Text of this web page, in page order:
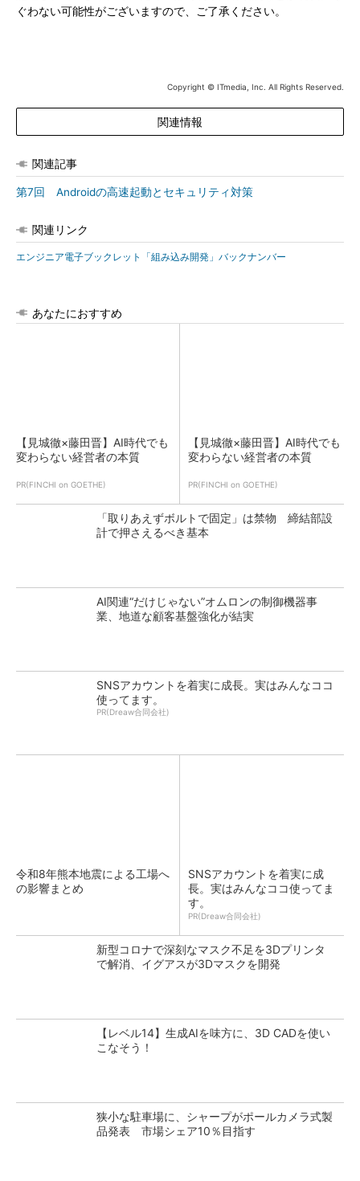
ぐわない可能性がございますので、ご了承ください。
Copyright © ITmedia, Inc. All Rights Reserved.
関連情報
関連記事
第7回 Androidの高速起動とセキュリティ対策
関連リンク
エンジニア電子ブックレット「組み込み開発」バックナンバー
あなたにおすすめ
【見城徹×藤田晋】AI時代でも
変わらない経営者の本質
PR(FINCHI on GOETHE)
【見城徹×藤田晋】AI時代でも
変わらない経営者の本質
PR(FINCHI on GOETHE)
「取りあえずボルトで固定」は禁物 締結部設
計で押さえるべき基本
AI関連“だけじゃない”オムロンの制御機器事
業、地道な顧客基盤強化が結実
SNSアカウントを着実に成長。実はみんなココ
使ってます。
PR(Dreaw合同会社)
令和8年熊本地震による工場へ
の影響まとめ
SNSアカウントを着実に成
長。実はみんなココ使ってま
す。
PR(Dreaw合同会社)
新型コロナで深刻なマスク不足を3Dプリンタ
で解消、イグアスが3Dマスクを開発
【レベル14】生成AIを味方に、3D CADを使い
こなそう！
狭小な駐車場に、シャープがポールカメラ式製
品発表 市場シェア10％目指す